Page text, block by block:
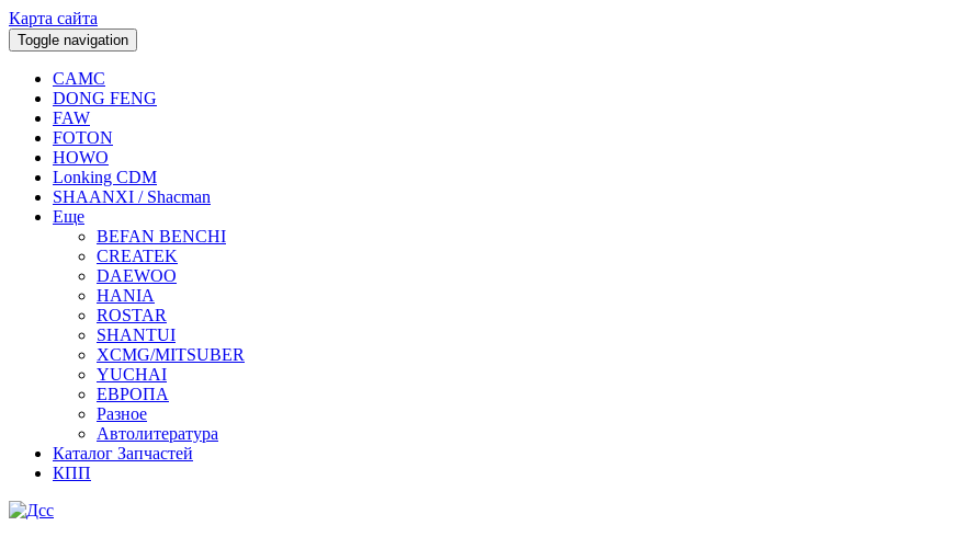
Карта сайта
Toggle navigation
CAMC
DONG FENG
FAW
FOTON
HOWO
Lonking CDM
SHAANXI / Shacman
Еще
BEFAN BENCHI
CREATEK
DAEWOO
HANIA
ROSTAR
SHANTUI
XCMG/MITSUBER
YUCHAI
ЕВРОПА
Разное
Aвтолитература
Каталог Запчастей
КПП